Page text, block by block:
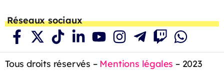
Réseaux sociaux
Tous droits réservés – Mentions légales – 2023